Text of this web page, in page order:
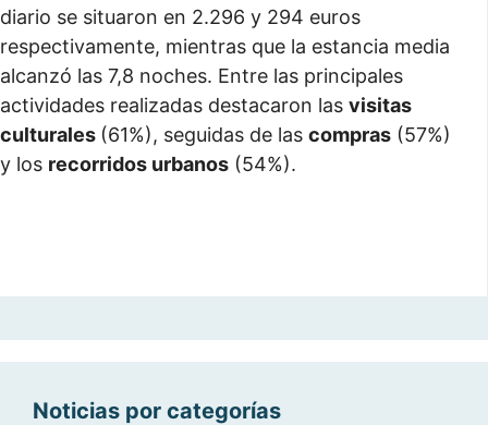
diario se situaron en 2.296 y 294 euros
respectivamente, mientras que la estancia media
alcanzó las 7,8 noches. Entre las principales
actividades realizadas destacaron las visitas
culturales (61%), seguidas de las compras (57%)
y los recorridos urbanos (54%).
Noticias por categorías